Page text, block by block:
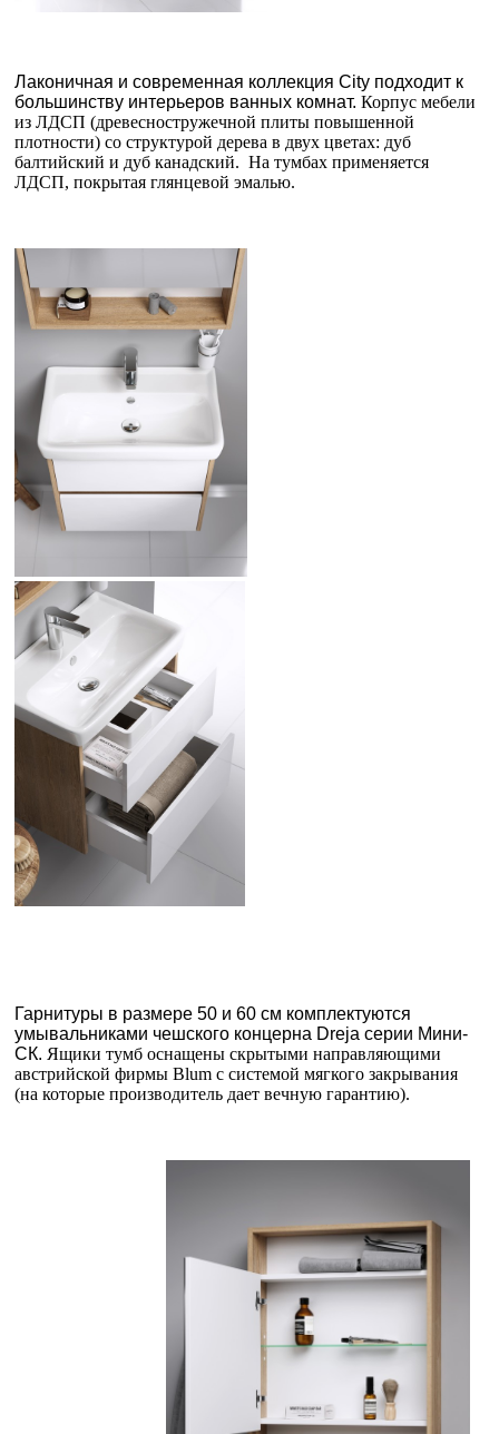
Лаконичная и современная коллекция City подходит к
большинству интерьеров ванных комнат. Корпус мебели
из ЛДСП (древесностружечной плиты повышенной
плотности) со структурой дерева в двух цветах: дуб
балтийский и дуб канадский. На тумбах применяется
ЛДСП, покрытая глянцевой эмалью.
Гарнитуры в размере 50 и 60 см комплектуются
умывальниками чешского концерна Dreja серии Мини-
СК. Ящики тумб оснащены скрытыми направляющими
австрийской фирмы Blum с системой мягкого закрывания
(на которые производитель дает вечную гарантию).